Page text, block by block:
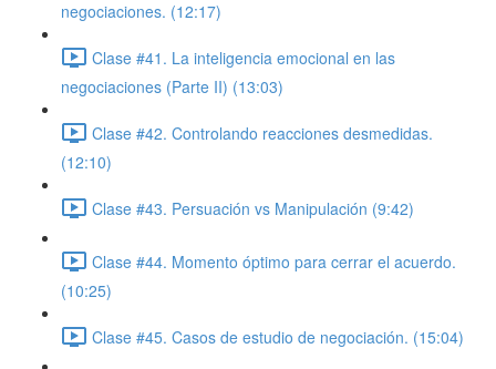
negociaciones. (12:17)
Clase #41. La inteligencia emocional en las
negociaciones (Parte II) (13:03)
Clase #42. Controlando reacciones desmedidas.
(12:10)
Clase #43. Persuación vs Manipulación (9:42)
Clase #44. Momento óptimo para cerrar el acuerdo.
(10:25)
Clase #45. Casos de estudio de negociación. (15:04)